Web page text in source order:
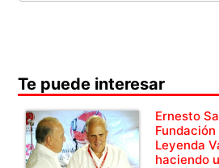
Te puede interesar
Ernesto
Leyenda
haciendo